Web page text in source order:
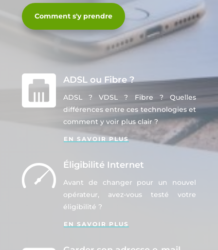
Comment s'y prendre
ADSL ou Fibre ?
ADSL ? VDSL ? Fibre ? Quelles
différences entre ces technologies et
comment y voir plus clair ?
EN SAVOIR PLUS
Éligibilité Internet
Avant de changer pour un nouvel
opérateur, avez-vous testé votre
éligibilité ?
EN SAVOIR PLUS